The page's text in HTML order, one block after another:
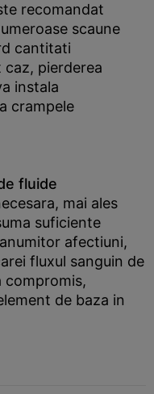
recomandat
scaune
cantitati
pierderea
instala
crampele
fluide
mai ales
suficiente
afectiuni,
fluxul sanguin de
compromis,
de baza in